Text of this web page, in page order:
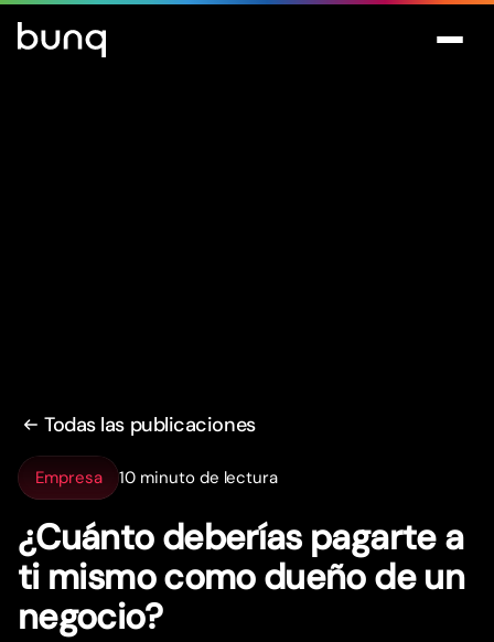
Todas las publicaciones
Empresa 10 minuto de lectura
¿Cuánto deberías pagarte a
ti mismo como dueño de un
negocio?